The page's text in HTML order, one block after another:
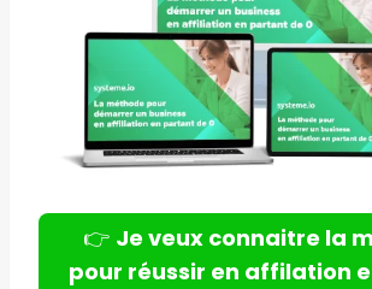
👉 Je veux connaitre la
pour réussir en affilation